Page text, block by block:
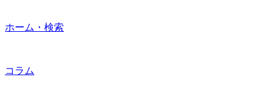
ホーム・検索
コラム